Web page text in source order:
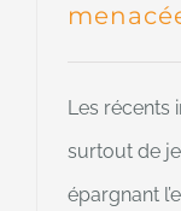
Les récents
surtout de
épargnant